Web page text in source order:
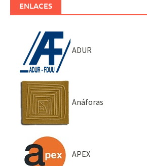
ENLACES
ADUR
Anáforas
APEX